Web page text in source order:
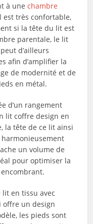
à unechambre
est très confortable,
si la tête du lit est
parentale, le lit
d’ailleurs
afin d’amplifier la
de modernité et de
en métal.
d’un rangement
lit coffre design en
la tête de ce lit ainsi
harmonieusement
un volume de
pour optimiser la
en tissu avec
offre un design
les pieds sont